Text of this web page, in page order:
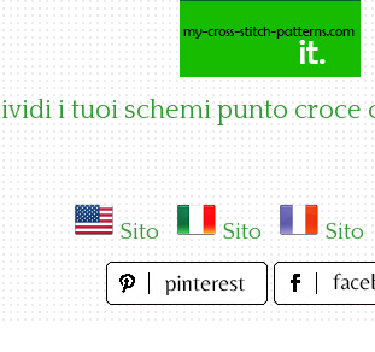
i tuoi schemi punto croce
Sito Sito Sito